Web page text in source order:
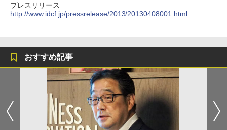
プレスリリース
http://www.idcf.jp/pressrelease/2013/20130408001.html
おすすめ記事